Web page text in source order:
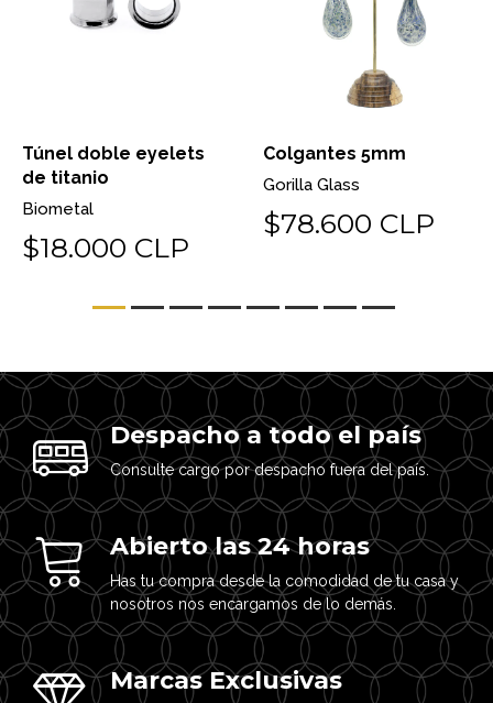
Túnel doble eyelets
de titanio
Biometal
$18.000 CLP
Colgantes 5mm
Gorilla Glass
$78.600 CLP
Despacho a todo el país
Consulte cargo por despacho fuera del país.
Abierto las 24 horas
Has tu compra desde la comodidad de tu casa y
nosotros nos encargamos de lo demás.
Marcas Exclusivas